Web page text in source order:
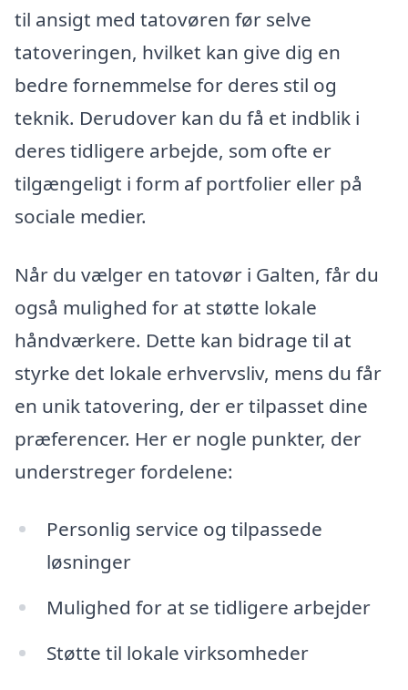
til ansigt med tatovøren før selve
tatoveringen, hvilket kan give dig en
bedre fornemmelse for deres stil og
teknik. Derudover kan du få et indblik i
deres tidligere arbejde, som ofte er
tilgængeligt i form af portfolier eller på
sociale medier.
Når du vælger en tatovør i Galten, får du
også mulighed for at støtte lokale
håndværkere. Dette kan bidrage til at
styrke det lokale erhvervsliv, mens du får
en unik tatovering, der er tilpasset dine
præferencer. Her er nogle punkter, der
understreger fordelene:
Personlig service og tilpassede
løsninger
Mulighed for at se tidligere arbejder
Støtte til lokale virksomheder